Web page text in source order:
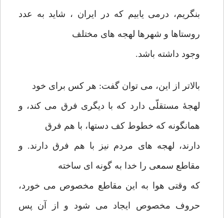
بنگریم، درمی یابیم که در ایران ، شاید به عدد
روستاها و شهرها لهجه های مختلف
وجود داشته باشد.
بالاتر از این، می توان گفت: هر کس برای خود
لهجۀ مستقلّی دارد که با دیگری فرق می کند، و
همانگونه که خطوط کف دستها، با هم فرق
دارند، لهجه های مردم نیز با هم فرق دارند. و
مقاطع سمعی را خدا به گونه ای ساخته
که وقتی هوا به این مقاطع مخصوص می خورد،
حروف مخصوص ایجاد می شود و از آن پس